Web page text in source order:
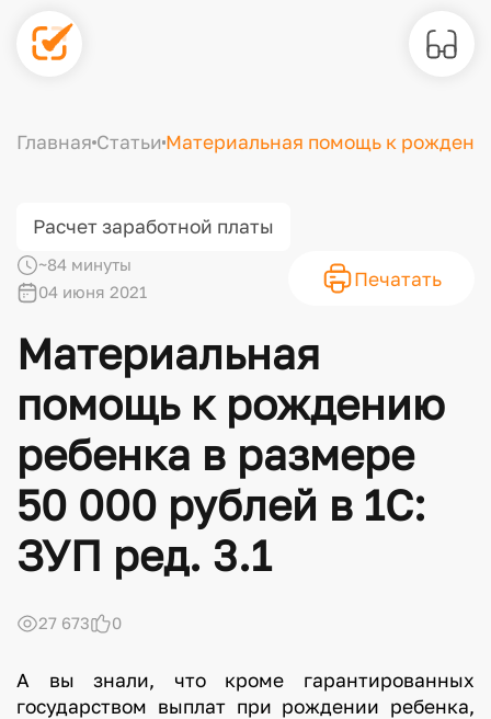
Главная Статьи Материальная помощь к
Расчет заработной платы
~84 минуты
04 июня 2021
Печатать
Материальная
помощь к рождению
ребенка в размере
50 000 рублей в 1С:
ЗУП ред. 3.1
27 673 0
А вы знали, что кроме гарантированных
государством выплат при рождении ребенка,